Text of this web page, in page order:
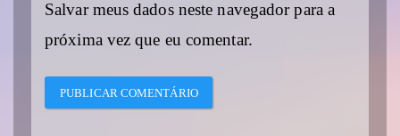
Salvar meus dados neste navegador para a
próxima vez que eu comentar.